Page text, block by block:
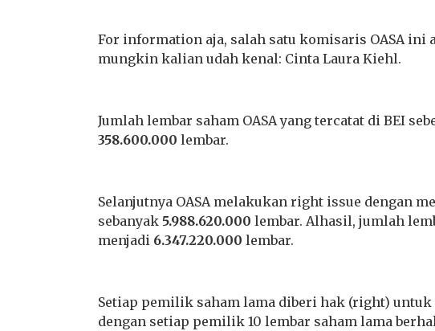
For information aja, salah satu komisaris OASA ini
mungkin kalian udah kenal: Cinta Laura Kiehl.
Jumlah lembar saham OASA yang tercatat di BEI
358.600.000 lembar.
Selanjutnya OASA melakukan right issue dengan
sebanyak 5.988.620.000 lembar. Alhasil, jumlah
menjadi 6.347.220.000 lembar.
Setiap pemilik saham lama diberi hak (right) untuk
dengan setiap pemilik 10 lembar saham lama